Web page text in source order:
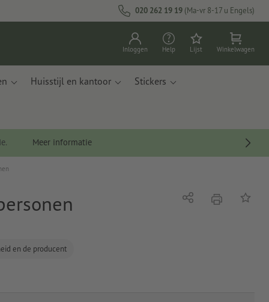
020 262 19 19 (Ma-vr 8-17 u Engels)
Inloggen Help Lijst Winkelwagen
Huisstijl en kantoor Stickers
Meer informatie
en de producent
Delen afdrukkenOp de